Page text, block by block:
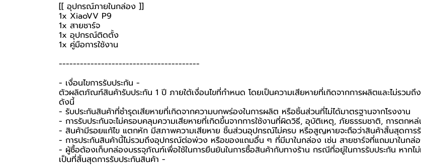
[[ อุปกรณ์ภายในกล่อง ]]
1x XiaoVV P9
1x สายชาร์จ
1x อุปกรณ์ติดตั้ง
1x คู่มือการใช้งาน
----------------------------------------
-️ เงื่อนไขการรับประกัน -️
ตัวผลิตภัณฑ์สินค้ารับประกัน 1 ปี ภายใต้เงื่อนไขที่กำหนด โดยเป็นความเสียหายที่เกิดจากการผลิตและไม่รวมถึ
ดังนี้
- รับประกันสินค้าที่ชำรุดเสียหายที่เกิดจากความบกพร่องในการผลิต หรือชิ้นส่วนที่ไม่ได้มาตรฐานจากโรงงาน
- การรับประกันจะไม่ครอบคลุมความเสียหายที่เกิดขึ้นจากการใช้งานที่ผิดวิธี, อุบัติเหตุ, ภัยธรรมชาติ, การตกห
- สินค้ามีรอยแก้ไข แตกหัก มีสภาพความเสียหาย ชิ้นส่วนอุปกรณ์ไม่ครบ หรือสูญหายจะถือว่าสินค้าสิ้นสุดการ
- การประกันสินค้านี้ไม่รวมถึงอุปกรณ์ต่อพ่วง หรือของแถมอื่น ๆ ที่มีมาในกล่อง เช่น สายชาร์จที่แถมมาในกล่
-️ ผู้ซื้อต้องเก็บกล่องบรรจุภัณฑ์เพื่อใช้ในการยืนยันในการซื้อสินค้ากับทางร้าน กรณีที่อยู่ในการรับประกัน หาก
เป็นที่สิ้นสุดการรับประกันสินค้า -️